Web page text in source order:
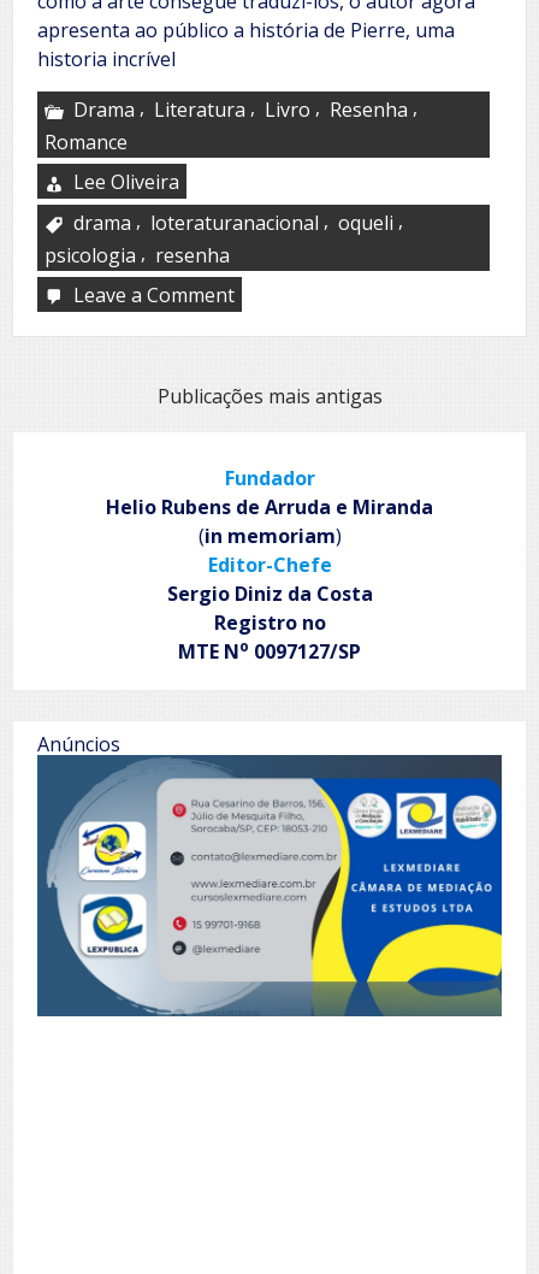
apresenta ao público a história de Pierre, uma
historia incrível
Drama , Literatura , Livro , Resenha ,
Romance
Lee Oliveira
drama , loteraturanacional , oqueli ,
psicologia , resenha
Leave a Commenton
NavegaçãoPublicações mais antigas
Fundador
Helio Rubens de Arruda e Miranda
(in memoriam)
Editor-Chefe
Sergio Diniz da Costa
Registro no
MTE No 0097127/SP
Anúncios